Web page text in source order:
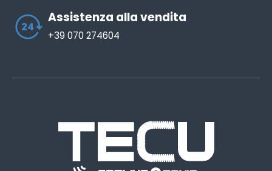
Assistenza alla vendita
+39 070 274604